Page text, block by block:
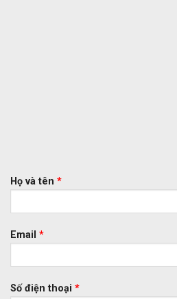
Họ và tên *
Email *
Số điện thoại *